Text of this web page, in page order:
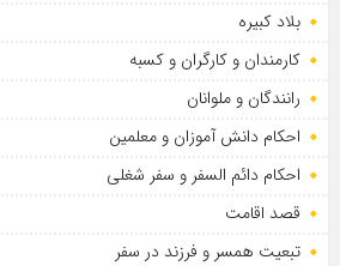
بلاد کبیره
کارمندان و کارگران و کسبه
رانندگان و ملوانان
احکام دانش آموزان و معلمین
احکام دائم السفر و سفر شغلی
قصد اقامت
تبعیت همسر و فرزند در سفر